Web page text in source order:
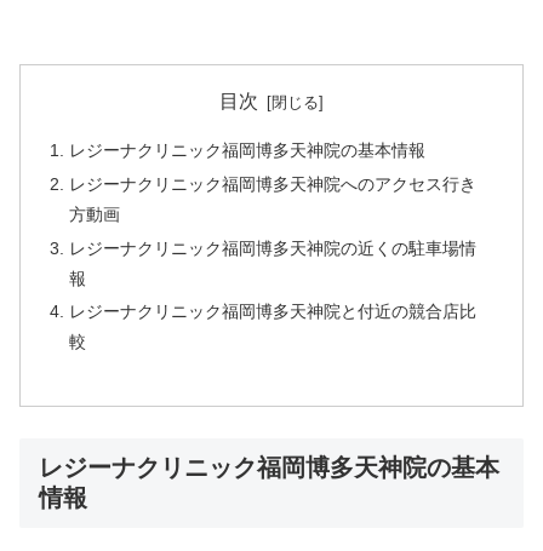
目次
レジーナクリニック福岡博多天神院の基本情報
レジーナクリニック福岡博多天神院へのアクセス行き
方動画
レジーナクリニック福岡博多天神院の近くの駐車場情
報
レジーナクリニック福岡博多天神院と付近の競合店比
較
レジーナクリニック福岡博多天神院の基本
情報